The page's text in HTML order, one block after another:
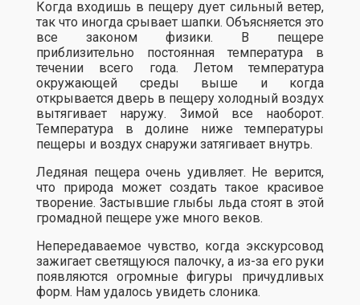
Когда входишь в пещеру дует сильный ветер,
так что иногда срывает шапки. Объясняется это
все законом физики. В пещере
приблизительно постоянная температура в
течении всего года. Летом температура
окружающей среды выше и когда
открывается дверь в пещеру холодный воздух
вытягивает наружу. Зимой все наоборот.
Температура в долине ниже температуры
пещеры и воздух снаружи затягивает внутрь.
Ледяная пещера очень удивляет. Не верится,
что природа может создать такое красивое
творение. Застывшие глыбы льда стоят в этой
громадной пещере уже много веков.
Непередаваемое чувство, когда экскурсовод
зажигает светящуюся палочку, а из-за его руки
появляются огромные фигуры причудливых
форм. Нам удалось увидеть слоника.